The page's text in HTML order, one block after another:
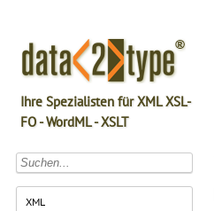
Ihre Spezialisten für XML XSL-
FO - WordML - XSLT
XML